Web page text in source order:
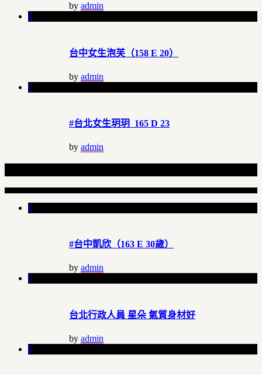
by admin
0
台中女生泡芙（158 E 20）
by admin
0
#台北女生玥玥 165 D 23
by admin
0
#台中凱欣（163 E 30歲）
by admin
0
台北行政人員 星朵 氣質身材好
by admin
0